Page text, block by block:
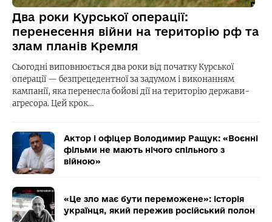
Два роки Курської операції:
перенесення війни на територію рф та
злам планів Кремля
Сьогодні виповнюється два роки від початку Курської
операції — безпрецедентної за задумом і виконанням
кампанії, яка перенесла бойові дії на територію держави-
агресора. Цей крок…
Актор і офіцер Володимир Ращук: «Воєнні
фільми не мають нічого спільного з
війною»
«Це зло має бути переможене»: історія
українця, який пережив російський полон